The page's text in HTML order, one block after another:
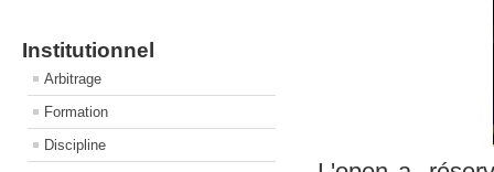
Institutionnel
Arbitrage
Formation
Discipline